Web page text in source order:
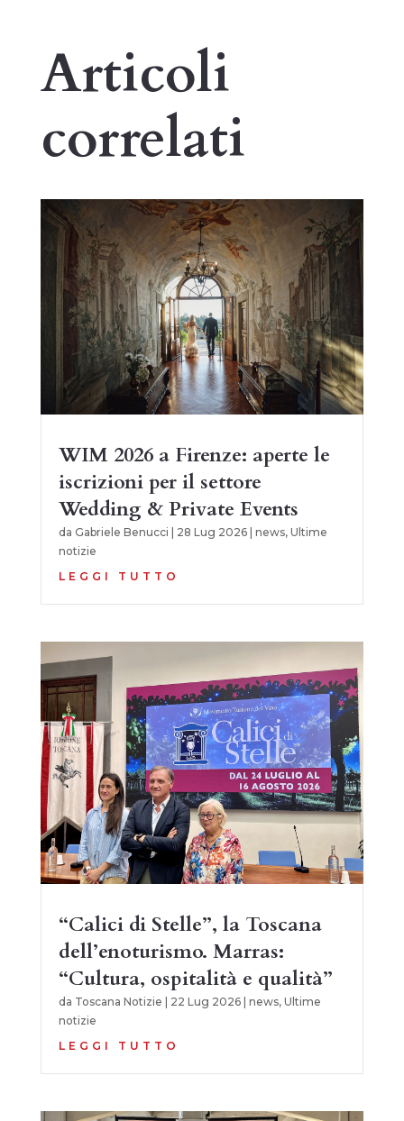
Articoli
correlati
WIM 2026 a Firenze: aperte le
iscrizioni per il settore
Wedding & Private Events
da Gabriele Benucci | 28 Lug 2026| news, Ultime
notizie
LEGGI TUTTO
“Calici di Stelle”, la Toscana
dell’enoturismo. Marras:
“Cultura, ospitalità e qualità”
da Toscana Notizie | 22 Lug 2026| news, Ultime
notizie
LEGGI TUTTO